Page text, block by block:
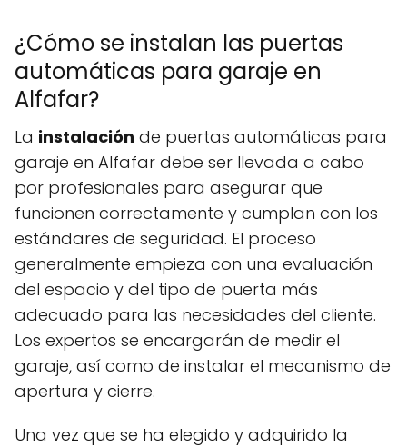
¿Cómo se instalan las puertas
automáticas para garaje en
Alfafar?
La instalación de puertas automáticas para
garaje en Alfafar debe ser llevada a cabo
por profesionales para asegurar que
funcionen correctamente y cumplan con los
estándares de seguridad. El proceso
generalmente empieza con una evaluación
del espacio y del tipo de puerta más
adecuado para las necesidades del cliente.
Los expertos se encargarán de medir el
garaje, así como de instalar el mecanismo de
apertura y cierre.
Una vez que se ha elegido y adquirido la